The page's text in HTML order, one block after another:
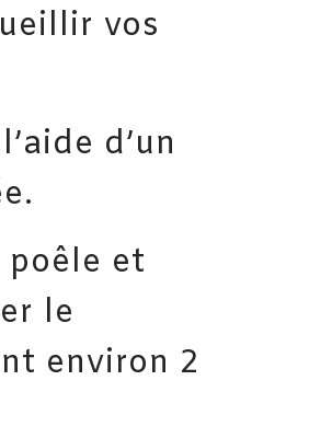
vos
d’un
poêle et
le
environ 2